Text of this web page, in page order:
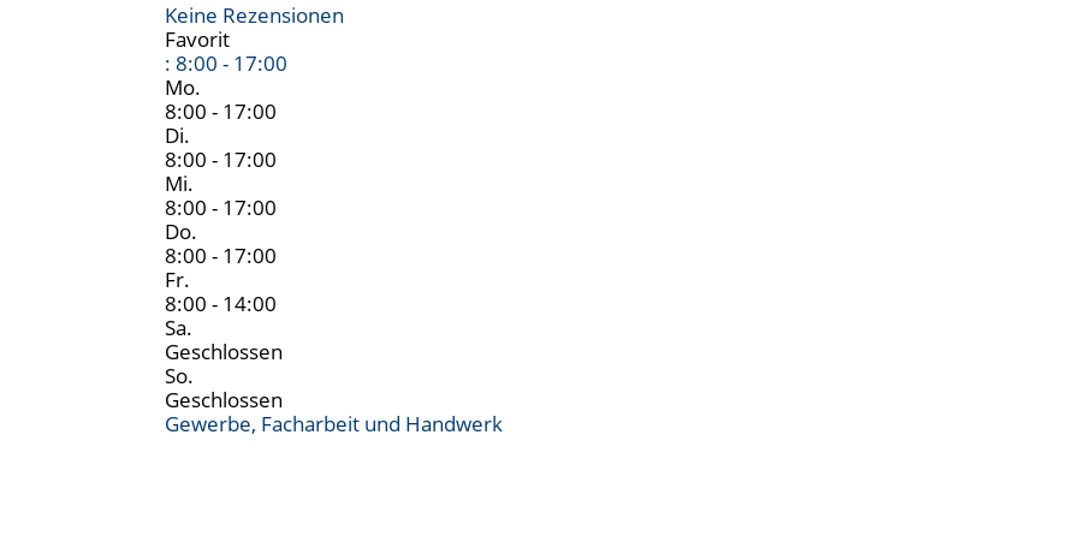
Keine Rezensionen
Favorit
: 8:00 - 17:00
Mo.
8:00 - 17:00
Di.
8:00 - 17:00
Mi.
8:00 - 17:00
Do.
8:00 - 17:00
Fr.
8:00 - 14:00
Sa.
Geschlossen
So.
Geschlossen
Gewerbe, Facharbeit und Handwerk